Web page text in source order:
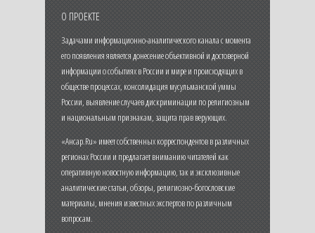
О ПРОЕКТЕ
Задачами информационно-аналитического канала с момента
его появления является донесение объективной и достоверной
информации о событиях в России и мире и происходящих в
обществе процессах, консолидация мусульманской уммы
России, выявление случаев дискриминации по религиозным
и национальным признакам, защита прав верующих.
«Ансар.Ru» имеет собственных корреспондентов в различных
регионах России и предлагает вниманию читателей как
оперативную новостную информацию, так и эксклюзивные
аналитические статьи, обзоры, религиозно-богословские
материалы, мнения известных экспертов по различным
вопросам.